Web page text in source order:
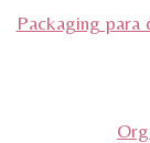
Packaging para